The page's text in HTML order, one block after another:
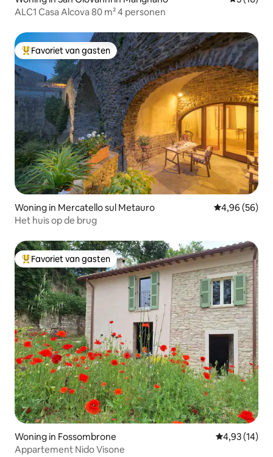
ALC1 Casa Alcova 80 m² 4 personen
Topfavoriet van gasten
Favoriet van gasten
Woning in Mercatello sul Metauro Gemiddelde
4,96 (56)
Het huis op de brug
Topfavoriet van gasten
Favoriet van gasten
Woning in Fossombrone Gemiddelde
4,93 (14)
Appartement Nido Visone